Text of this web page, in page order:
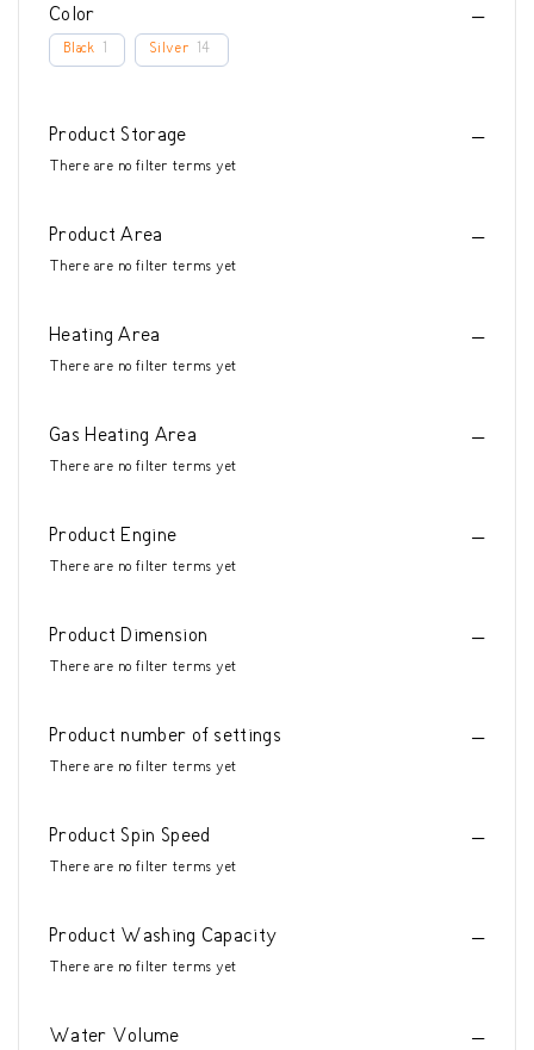
Color
Black 1 Silver 14
Product Storage
There are no filter terms yet
Product Area
There are no filter terms yet
Heating Area
There are no filter terms yet
Gas Heating Area
There are no filter terms yet
Product Engine
There are no filter terms yet
Product Dimension
There are no filter terms yet
Product number of settings
There are no filter terms yet
Product Spin Speed
There are no filter terms yet
Product Washing Capacity
There are no filter terms yet
Water Volume